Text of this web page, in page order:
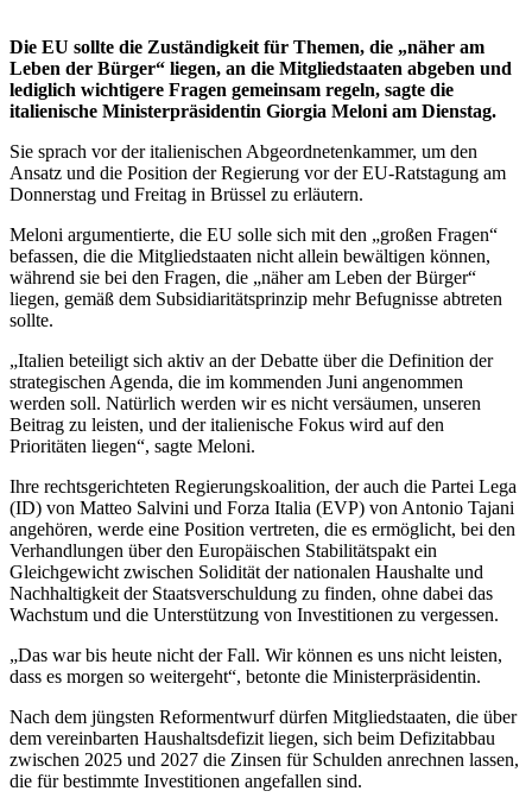
Die EU sollte die Zuständigkeit für Themen, die „näher am
Leben der Bürger“ liegen, an die Mitgliedstaaten abgeben und
lediglich wichtigere Fragen gemeinsam regeln, sagte die
italienische Ministerpräsidentin Giorgia Meloni am Dienstag.
Sie sprach vor der italienischen Abgeordnetenkammer, um den
Ansatz und die Position der Regierung vor der EU-Ratstagung am
Donnerstag und Freitag in Brüssel zu erläutern.
Meloni argumentierte, die EU solle sich mit den „großen Fragen“
befassen, die die Mitgliedstaaten nicht allein bewältigen können,
während sie bei den Fragen, die „näher am Leben der Bürger“
liegen, gemäß dem Subsidiaritätsprinzip mehr Befugnisse abtreten
sollte.
„Italien beteiligt sich aktiv an der Debatte über die Definition der
strategischen Agenda, die im kommenden Juni angenommen
werden soll. Natürlich werden wir es nicht versäumen, unseren
Beitrag zu leisten, und der italienische Fokus wird auf den
Prioritäten liegen“, sagte Meloni.
Ihre rechtsgerichteten Regierungskoalition, der auch die Partei Lega
(ID) von Matteo Salvini und Forza Italia (EVP) von Antonio Tajani
angehören, werde eine Position vertreten, die es ermöglicht, bei den
Verhandlungen über den Europäischen Stabilitätspakt ein
Gleichgewicht zwischen Solidität der nationalen Haushalte und
Nachhaltigkeit der Staatsverschuldung zu finden, ohne dabei das
Wachstum und die Unterstützung von Investitionen zu vergessen.
„Das war bis heute nicht der Fall. Wir können es uns nicht leisten,
dass es morgen so weitergeht“, betonte die Ministerpräsidentin.
Nach dem jüngsten Reformentwurf dürfen Mitgliedstaaten, die über
dem vereinbarten Haushaltsdefizit liegen, sich beim Defizitabbau
zwischen 2025 und 2027 die Zinsen für Schulden anrechnen lassen,
die für bestimmte Investitionen angefallen sind.